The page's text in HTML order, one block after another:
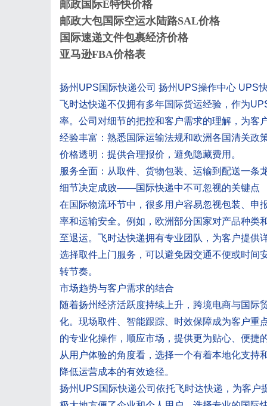
邮政国际E特快价格
邮政大包国际空运水陆路SAL价格
国际速递文件包裹经济价格
亚马逊FBA价格表
扬州UPS国际快递公司 扬州UPS操作中心 UPS
飞时达快递不仅拥有多年国际货运经验，作为
率。公司对细节的把控和客户需求的理解，为客
经验丰富：熟悉国际运输法规和欧洲各国清关政
价格透明：提供合理报价，避免隐藏费用。
服务全面：从取件、货物包装、运输到配送一条
细节决定成败——国际快递中不可忽视的关键点
在国际物流环节中，很多用户容易忽视包装、申
率和运输安全。例如，欧洲部分国家对产品种类
至退运。飞时达快递拥有专业团队，为客户提供
选择取件上门服务，可以避免因交通不便或时间
转节奏。
市场趋势与客户需求的结合
随着扬州经济活跃度持续上升，跨境电商与国际
化。现场取件、智能跟踪、时效保障成为客户重
的专业化操作，顺应市场，提供更为贴心、便捷
从用户体验的角度看，选择一个有着本地化支持
降低运营成本的有效途径。
扬州UPS国际快递公司依托飞时达快递，为客